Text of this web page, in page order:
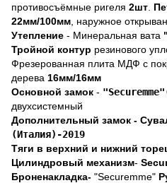
противосъёмные ригеля 2шт
22мм/100мм , наружное
Утепление - Минеральная вата
Тройной контур резинового
Фрезерованная плита МДФ с
дерева 16мм/16мм
Основной замок -
двухсистемный
Дополнительный замок -
(Италия)-2019
Тяги в верхний и нижний
Цилиндровый механизм-
Броненакладка- "Securemme"